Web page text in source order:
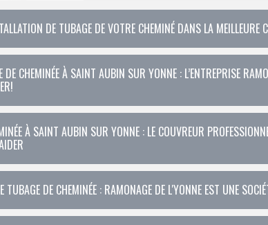
DE TUBAGE DE VOTRE CHEMINÉ DANS LA
DE CHEMINÉE À SAINT AUBIN SUR YONNE : L’ENTREPRISE
À SAINT AUBIN SUR YONNE : LE COUVREUR
TUBAGE DE CHEMINÉE : RAMONAGE DE L'YONNE EST UNE